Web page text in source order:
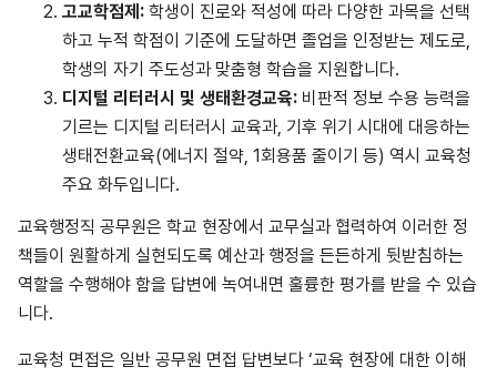
고교학점제 : 학생이 진로와 적성에 따라 다양한 과목을 선택
하고 누적 학점이 기준에 도달하면 졸업을 인정받는 제도로,
학생의 자기 주도성과 맞춤형 학습을 지원합니다.
디지털 리터러시 및 생태환경교육: 비판적 정보 수용 능력을
기르는 디지털 리터러시 교육과, 기후 위기 시대에 대응하는
생태전환교육(에너지 절약, 1회용품 줄이기 등) 역시 교육청
주요 화두입니다.
교육행정직 공무원은 학교 현장에서 교무실과 협력하여 이러한 정
책들이 원활하게 실현되도록 예산과 행정을 든든하게 뒷받침하는
역할을 수행해야 함을 답변에 녹여내면 훌륭한 평가를 받을 수 있습
니다.
교육청 면접은 일반 공무원 면접 답변보다 ‘교육 현장에 대한 이해